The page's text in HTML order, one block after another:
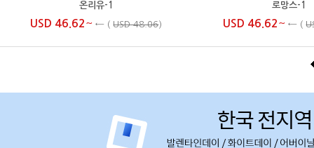
온리유-1
USD 46.62 ~ ← (USD 48.06)
로망스-1
USD 46.62 ~ ← (